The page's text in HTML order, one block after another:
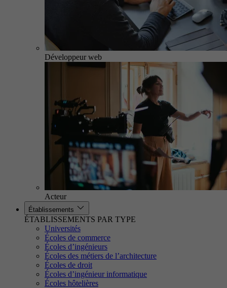
Développeur web
Acteur
Établissements
ÉTABLISSEMENTS PAR TYPE
Universités
Écoles de commerce
Écoles d’ingénieurs
Écoles des métiers de l’architecture
Écoles de droit
Écoles d’ingénieur informatique
Écoles hôtelières